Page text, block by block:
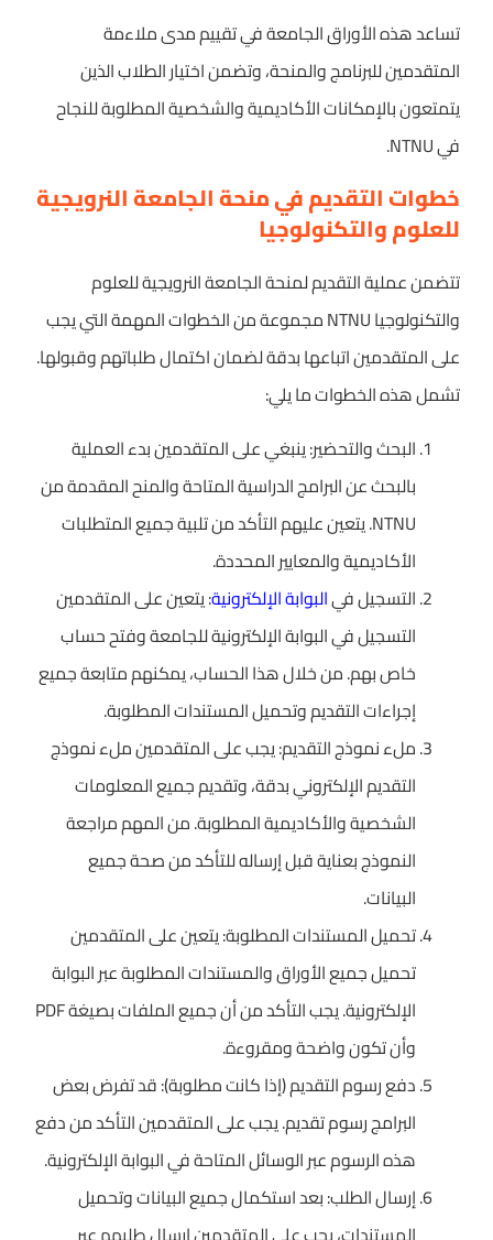
تساعد هذه الأوراق الجامعة في تقييم مدى ملاءمة
المتقدمين للبرنامج والمنحة، وتضمن اختيار الطلاب الذين
يتمتعون بالإمكانات الأكاديمية والشخصية المطلوبة للنجاح
في NTNU.
خطوات التقديم في منحة الجامعة النرويجية
للعلوم والتكنولوجيا
تتضمن عملية التقديم لمنحة الجامعة النرويجية للعلوم
والتكنولوجيا NTNU مجموعة من الخطوات المهمة التي يجب
على المتقدمين اتباعها بدقة لضمان اكتمال طلباتهم وقبولها.
تشمل هذه الخطوات ما يلي:
البحث والتحضير: ينبغي على المتقدمين بدء العملية
بالبحث عن البرامج الدراسية المتاحة والمنح المقدمة من
NTNU. يتعين عليهم التأكد من تلبية جميع المتطلبات
الأكاديمية والمعايير المحددة.
التسجيل فيالبوابة الإلكترونية: يتعين على المتقدمين
التسجيل في البوابة الإلكترونية للجامعة وفتح حساب
خاص بهم. من خلال هذا الحساب، يمكنهم متابعة جميع
إجراءات التقديم وتحميل المستندات المطلوبة.
ملء نموذج التقديم: يجب على المتقدمين ملء نموذج
التقديم الإلكتروني بدقة، وتقديم جميع المعلومات
الشخصية والأكاديمية المطلوبة. من المهم مراجعة
النموذج بعناية قبل إرساله للتأكد من صحة جميع
البيانات.
تحميل المستندات المطلوبة: يتعين على المتقدمين
تحميل جميع الأوراق والمستندات المطلوبة عبر البوابة
الإلكترونية. يجب التأكد من أن جميع الملفات بصيغة PDF
وأن تكون واضحة ومقروءة.
دفع رسوم التقديم (إذا كانت مطلوبة): قد تفرض بعض
البرامج رسوم تقديم. يجب على المتقدمين التأكد من دفع
هذه الرسوم عبر الوسائل المتاحة في البوابة الإلكترونية.
إرسال الطلب: بعد استكمال جميع البيانات وتحميل